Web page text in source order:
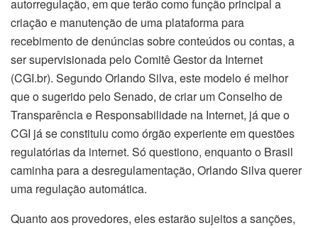
autorregulação, em que terão como função principal a
criação e manutenção de uma plataforma para
recebimento de denúncias sobre conteúdos ou contas, a
ser supervisionada pelo Comitê Gestor da Internet
(CGI.br). Segundo Orlando Silva, este modelo é melhor
que o sugerido pelo Senado, de criar um Conselho de
Transparência e Responsabilidade na Internet, já que o
CGI já se constituiu como órgão experiente em questões
regulatórias da internet. Só questiono, enquanto o Brasil
caminha para a desregulamentação, Orlando Silva querer
uma regulação automática.
Quanto aos provedores, eles estarão sujeitos a sanções,